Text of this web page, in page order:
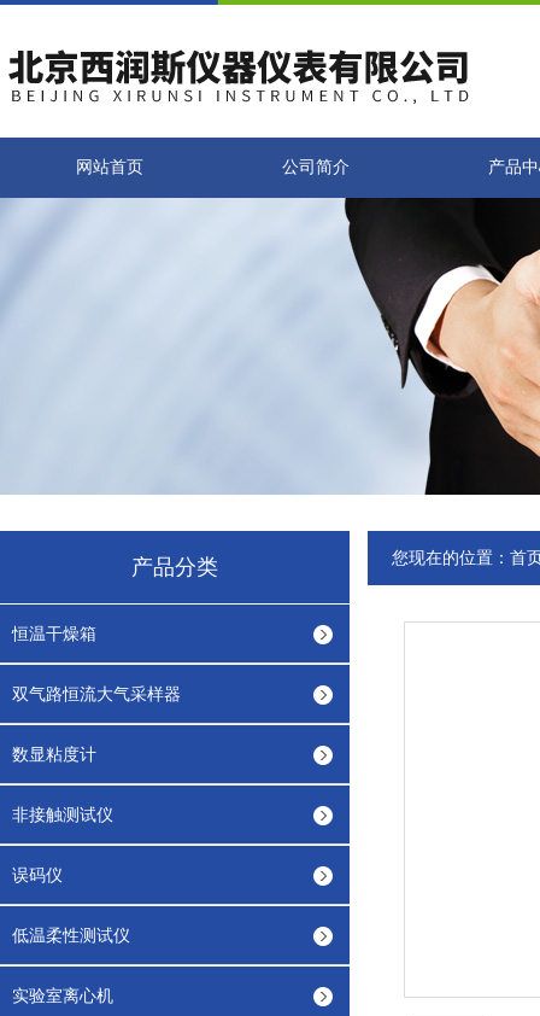
网站首页 公司简介 产品
产品分类
恒温干燥箱
双气路恒流大气采样器
数显粘度计
非接触测试仪
误码仪
低温柔性测试仪
实验室离心机
您现在的位置： 首